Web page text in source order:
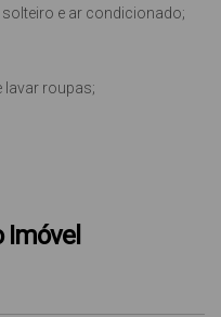
e ar condicionado;
lavar roupas;
(sem custo/locatário).
Imóvel